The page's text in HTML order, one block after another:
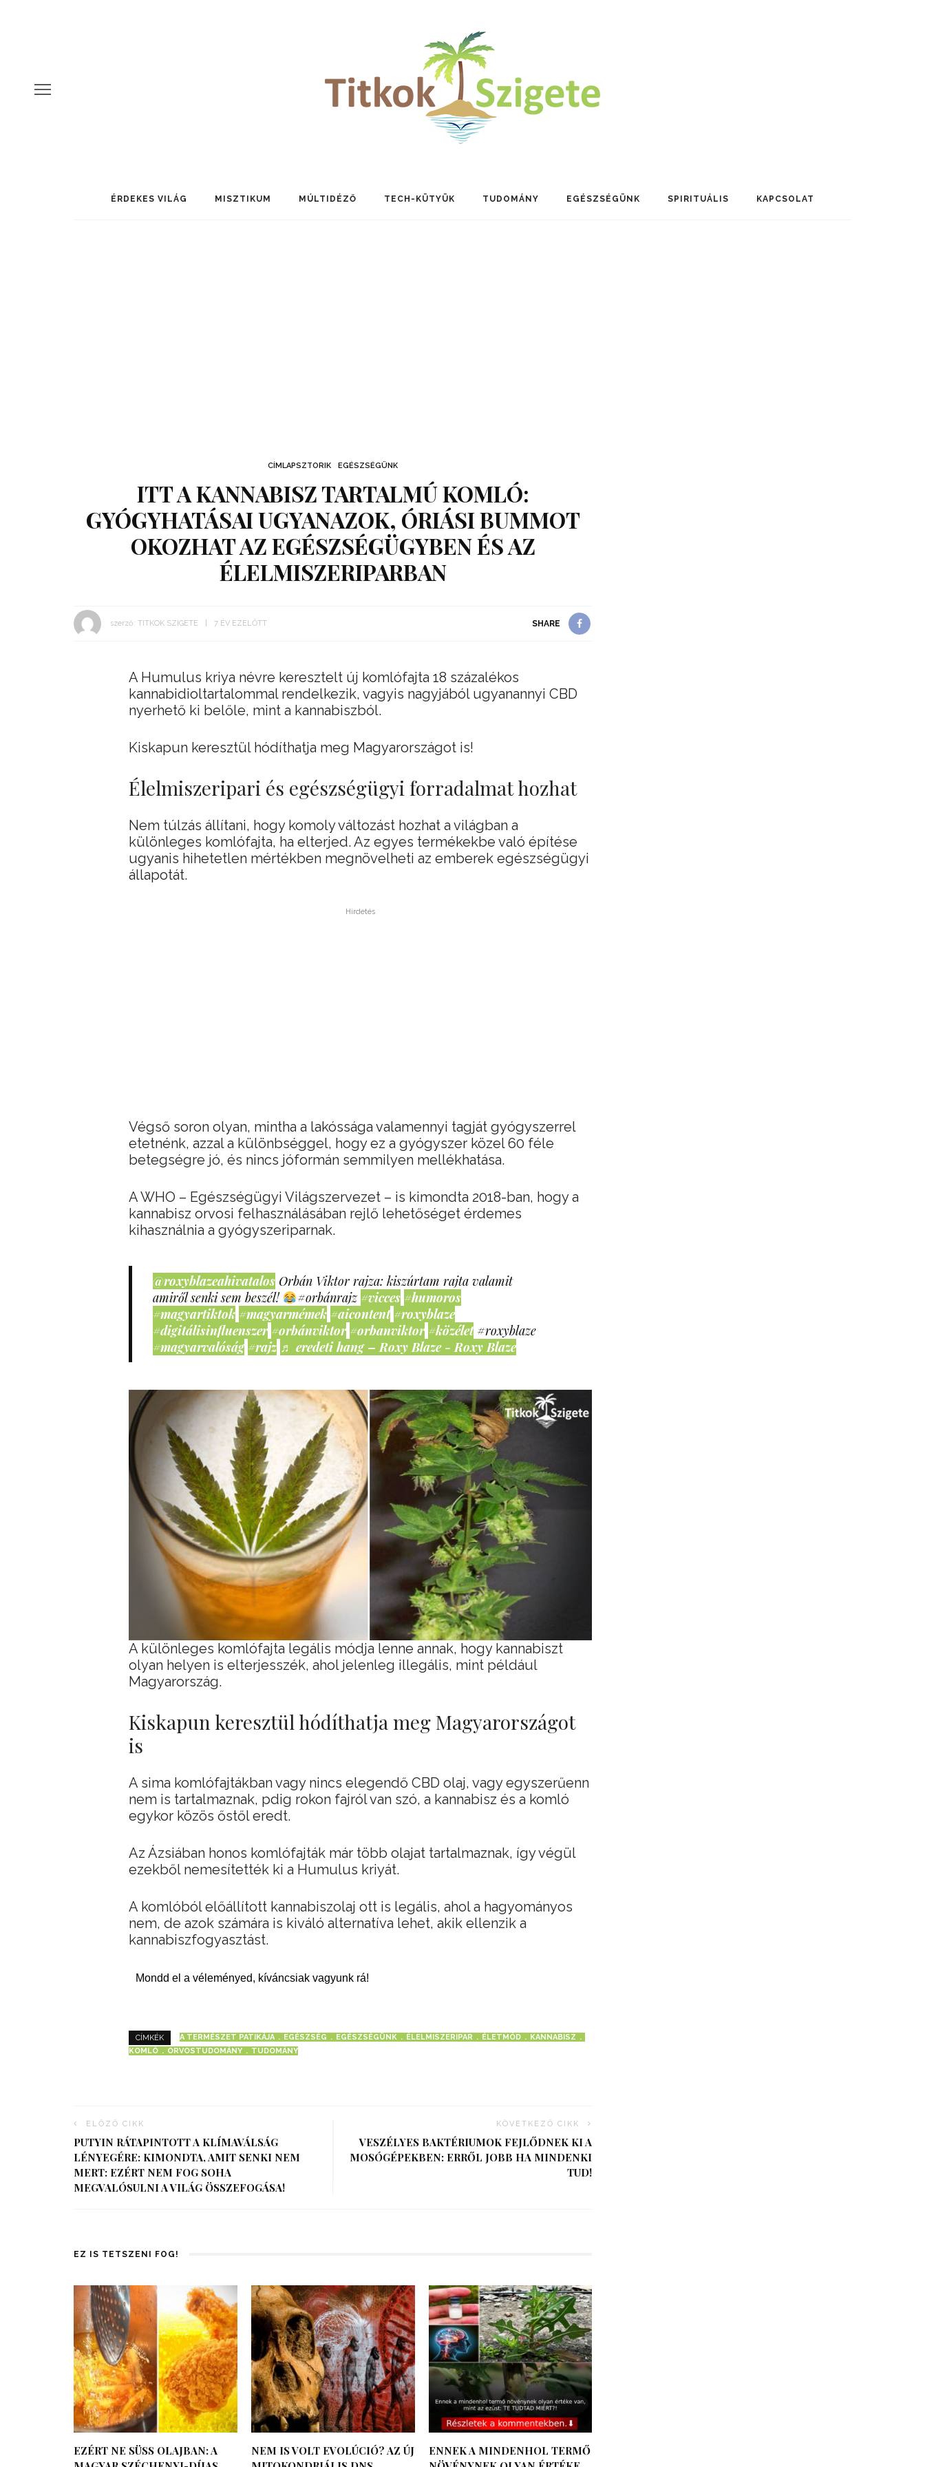
ÉRDEKES VILÁG MISZTIKUM MÚLTIDÉZŐ TECH-KÜTYÜK TUDOMÁNY EGÉSZSÉGÜNK SPIRITUÁLIS KAPCSOLAT
CÍMLAPSZTORIK EGÉSZSÉGÜNK
ITT A KANNABISZ TARTALMÚ KOMLÓ:
GYÓGYHATÁSAI UGYANAZOK, ÓRIÁSI BUMMOT
OKOZHAT AZ EGÉSZSÉGÜGYBEN ÉS AZ
ÉLELMISZERIPARBAN
szerző: TITKOK SZIGETE 7 ÉV EZELŐTT SHARE
A Humulus kriya névre keresztelt új komlófajta 18 százalékos
kannabidioltartalommal rendelkezik, vagyis nagyjából ugyanannyi CBD
nyerhető ki belőle, mint a kannabiszból.
Kiskapun keresztül hódíthatja meg Magyarországot is!
Élelmiszeripari és egészségügyi forradalmat hozhat
Nem túlzás állítani, hogy komoly változást hozhat a világban a
különleges komlófajta, ha elterjed. Az egyes termékekbe való építése
ugyanis hihetetlen mértékben megnövelheti az emberek egészségügyi
állapotát.
Hirdetés
Végső soron olyan, mintha a lakóssága valamennyi tagját gyógyszerrel
etetnénk, azzal a különbséggel, hogy ez a gyógyszer közel 60 féle
betegségre jó, és nincs jóformán semmilyen mellékhatása.
A WHO – Egészségügyi Világszervezet – is kimondta 2018-ban, hogy a
kannabisz orvosi felhasználásában rejlő lehetőséget érdemes
kihasználnia a gyógyszeriparnak.
@roxyblazeahivatalos Orbán Viktor rajza: kiszúrtam rajta valamit
amiről senki sem beszél!
#orbánrajz #vicces #humoros
#magyartiktok #magyarmémek #aicontent #roxyblaze
#digitálisinfluenszer #orbánviktor #orbanviktor #közélet #roxyblaze
#magyarvalóság #rajz ♬ eredeti hang – Roxy Blaze - Roxy Blaze
A különleges komlófajta legális módja lenne annak, hogy kannabiszt
olyan helyen is elterjesszék, ahol jelenleg illegális, mint például
Magyarország.
Kiskapun keresztül hódíthatja meg Magyarországot
is
A sima komlófajtákban vagy nincs elegendő CBD olaj, vagy egyszerűenn
nem is tartalmaznak, pdig rokon fajról van szó, a kannabisz és a komló
egykor közös őstől eredt.
Az Ázsiában honos komlófajták már több olajat tartalmaznak, így végül
ezekből nemesítették ki a Humulus kriyát.
A komlóból előállított kannabiszolaj ott is legális, ahol a hagyományos
nem, de azok számára is kiváló alternatíva lehet, akik ellenzik a
kannabiszfogyasztást.
Mondd el a véleményed, kíváncsiak vagyunk rá!
CÍMKÉK A TERMÉSZET PATIKÁJA EGÉSZSÉG EGÉSZSÉGÜNK ÉLELMISZERIPAR ÉLETMÓD
KANNABISZ
KOMLÓ
ORVOSTUDOMÁNY TUDOMÁNY
ELŐZŐ CIKK
PUTYIN RÁTAPINTOTT A KLÍMAVÁLSÁG
LÉNYEGÉRE: KIMONDTA, AMIT SENKI NEM
MERT: EZÉRT NEM FOG SOHA
MEGVALÓSULNI A VILÁG ÖSSZEFOGÁSA!
KÖVETKEZŐ CIKK
VESZÉLYES BAKTÉRIUMOK FEJLŐDNEK KI A
MOSÓGÉPEKBEN: ERRŐL JOBB HA MINDENKI
TUD!
EZ IS TETSZENI FOG!
EZÉRT NE SÜSS OLAJBAN: A
NEM IS VOLT EVOLÚCIÓ? AZ ÚJ
ENNEK A MINDENHOL TERMŐ